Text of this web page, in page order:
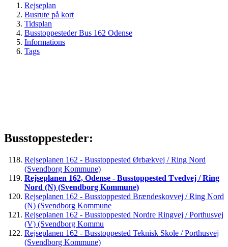
Rejseplan
Busrute på kort
Tidsplan
Busstoppesteder Bus 162 Odense
Informations
Tags
Busstoppesteder:
Rejseplanen 162 - Busstoppested Ørbækvej / Ring Nord
(Svendborg Kommune)
Rejseplanen 162, Odense - Busstoppested Tvedvej / Ring
Nord (N) (Svendborg Kommune)
Rejseplanen 162 - Busstoppested Brændeskovvej / Ring Nord
(N) (Svendborg Kommune
Rejseplanen 162 - Busstoppested Nordre Ringvej / Porthusvej
(V) (Svendborg Kommu
Rejseplanen 162 - Busstoppested Teknisk Skole / Porthusvej
(Svendborg Kommune)